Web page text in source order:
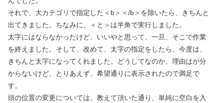
それで、大カテゴリで指定した＜b＞＜/b＞を除いたら、きちんと
出てきました。ちなみに、＜と＞は半角で実行しました。
太字にはならなかったけど、いいやと思って、一旦、そこで作業
を終えました。そして、改めて、太字の指定をしたら、今度は、
きちんと太字になってくれました。どうしてなのか、理由はが分
からないけど、とりあえず、希望通りに表示されたので満足で
す。
頭の位置の変更については、教えて頂いた通り、単純に空白を入